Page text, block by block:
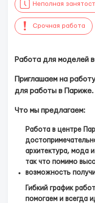
Неполная
Срочная работа
Работа для моделей
Приглашаем на
для работы в Париже.
Что мы предлагаем:
Работа в центре
архитектура, мода
так что помимо
возможность
Гибкий график
помогаем и всегда